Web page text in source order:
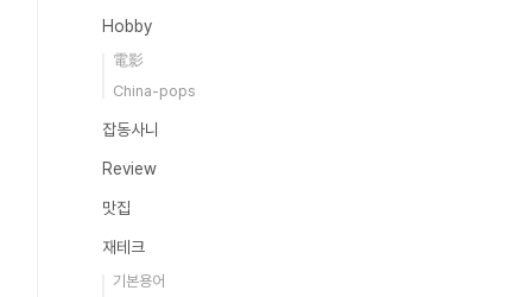
Hobby
電影
China-pops
잡동사니
Review
맛집
재테크
기본용어